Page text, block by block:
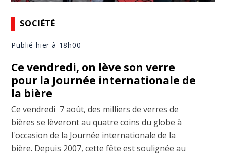
SOCIÉTÉ
Publié hier à 18h00
Ce vendredi, on lève son verre
pour la Journée internationale de
la bière
Ce vendredi 7 août, des milliers de verres de
bières se lèveront au quatre coins du globe à
l'occasion de la Journée internationale de la
bière. Depuis 2007, cette fête est soulignée au